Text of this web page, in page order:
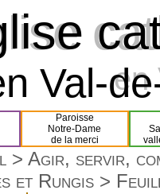
en
Val-
Paroisse
Notre-Dame
de la merci
> Agir, servir,
et Rungis >